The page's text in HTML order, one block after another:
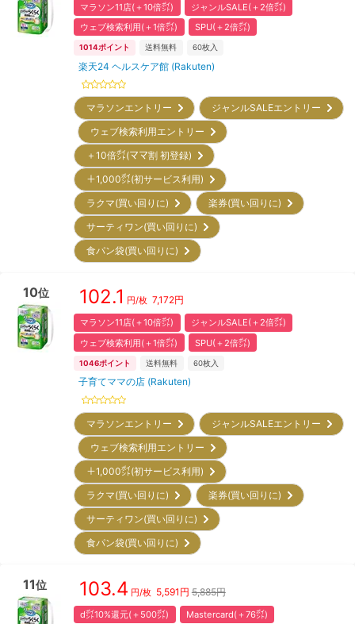
マラソン11店(＋10倍㌽)
ジャンルSALE(＋2倍㌽)
ウェブ検索利用(＋1倍㌽)
SPU(＋2倍㌽)
1014ポイント 送料無料 60枚入
楽天24 ヘルスケア館 (Rakuten)
マラソンエントリー
ジャンルSALEエントリー
ウェブ検索利用エントリー
＋10倍㌽(ママ割 初登録)
＋1,000㌽(初サービス利用)
ラクマ(買い回りに)
楽券(買い回りに)
サーティワン(買い回りに)
食パン袋(買い回りに)
10位 102.1 円/枚 7,172円
マラソン11店(＋10倍㌽)
ジャンルSALE(＋2倍㌽)
ウェブ検索利用(＋1倍㌽)
SPU(＋2倍㌽)
1046ポイント 送料無料 60枚入
子育てママの店 (Rakuten)
マラソンエントリー
ジャンルSALEエントリー
ウェブ検索利用エントリー
＋1,000㌽(初サービス利用)
ラクマ(買い回りに)
楽券(買い回りに)
サーティワン(買い回りに)
食パン袋(買い回りに)
11位 103.4 円/枚 5,591 円 5,885円
d㌽10%還元(＋500㌽) Mastercard(＋76㌽)